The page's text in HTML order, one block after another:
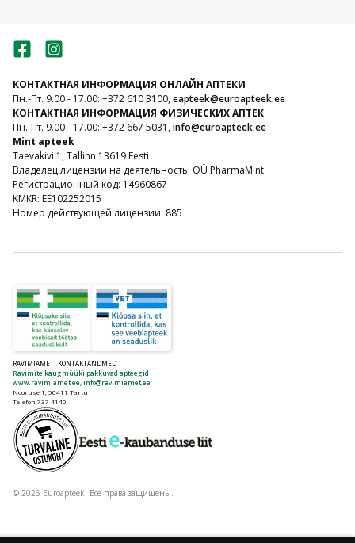
КОНТАКТНАЯ ИНФОРМАЦИЯ ОНЛАЙН АПТЕКИ
Пн.-Пт. 9.00 - 17.00: +372 610 3100,eapteek@euroapteek.ee
КОНТАКТНАЯ ИНФОРМАЦИЯ ФИЗИЧЕСКИХ АПТЕК
Пн.-Пт. 9.00 - 17.00: +372 667 5031,info@euroapteek.ee
Mint apteek
Taevakivi 1, Tallinn 13619 Eesti
Владелец лицензии на деятельность: OÜ PharmaMint
Регистрационный код: 14960867
KMKR: EE102252015
Номер действующей лицензии: 885
RAVIMIAMETI KONTAKTANDMED
Ravimite kaugmüüki pakkuvad apteegid
www.ravimiamet.ee info@ravimiamet.ee
Nooruse 1, 50411 Tartu
Telefon 737 4140
© 2026 Euroapteek. Все права защищены.